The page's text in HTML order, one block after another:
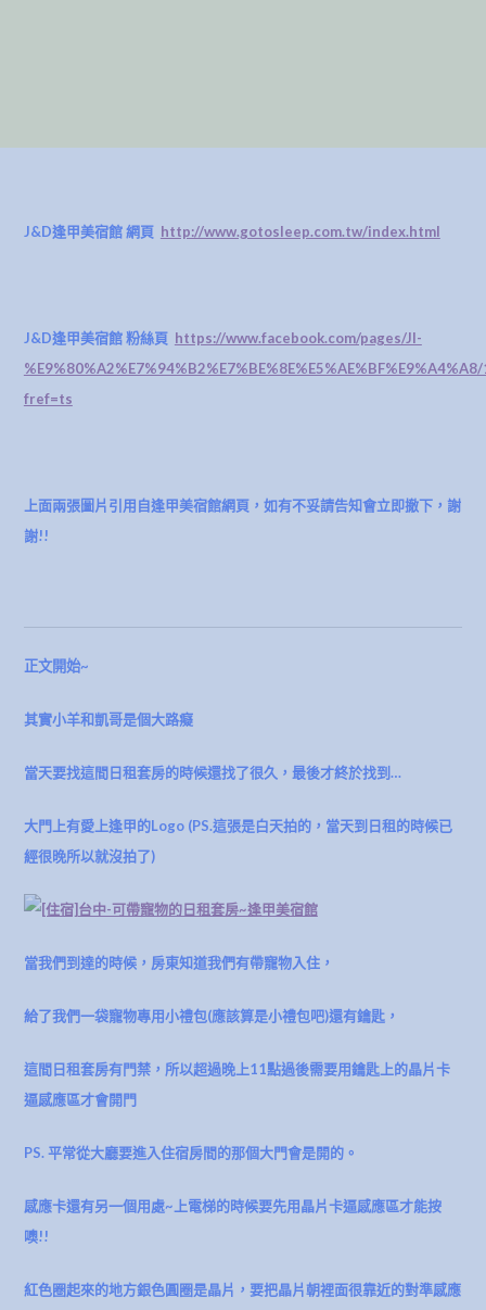
J&D逢甲美宿館 網頁 http://www.gotosleep.com.tw/index.html
J&D逢甲美宿館 粉絲頁 https://www.facebook.com/pages/JI-
fref=ts
上面兩張圖片引用自逢甲美宿館網頁，如有不妥請告知會立即撤下，謝
謝!!
正文開始~
其實小羊和凱哥是個大路癡
當天要找這間日租套房的時候還找了很久， 最後才終於找到…
大門上有愛上逢甲的Logo (PS.這張是白天拍的，當天到日租的時候已
經很晚所以就沒拍了)
當我們到達的時候，房東知道我們有帶寵物入住，
給了我們一袋寵物專用小禮包(應該算是小禮包吧)還有鑰匙，
這間日租套房有門禁，所以超過晚上11點過後需要用鑰匙上的晶片卡
逼感應區才會開門
PS. 平常從大廳要進入住宿房間的那個大門會是開的。
感應卡還有另一個用處~上電梯的時候要先用晶片卡逼感應區才能按
噢!!
紅色圈起來的地方銀色圓圈是晶片，要把晶片朝裡面很靠近的對準感應